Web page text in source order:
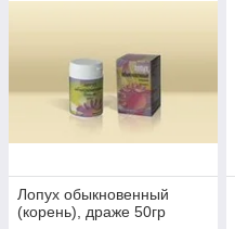
Лопух обыкновенный
(корень), драже 50гр